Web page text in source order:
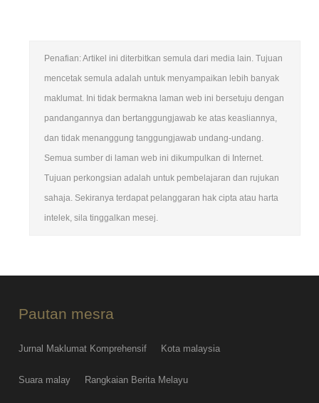
Penafian: Artikel ini diterbitkan semula dari media lain. Tujuan
mencetak semula adalah untuk menyampaikan lebih banyak
maklumat. Ini tidak bermakna laman web ini bersetuju dengan
pandangannya dan bertanggungjawab ke atas keasliannya,
dan tidak menanggung tanggungjawab undang-undang.
Semua sumber di laman web ini dikumpulkan di Internet.
Tujuan perkongsian adalah untuk pembelajaran dan rujukan
sahaja. Sekiranya terdapat pelanggaran hak cipta atau harta
intelek, sila tinggalkan mesej.
Pautan mesra
Jurnal Maklumat Komprehensif Kota malaysia
Suara malay Rangkaian Berita Melayu